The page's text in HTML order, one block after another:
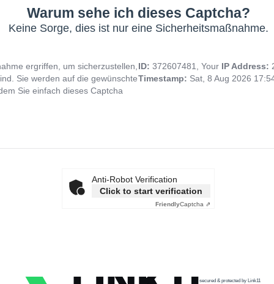
Warum sehe ich dieses Captcha?
Keine Sorge, dies ist nur eine Sicherheitsmaßnahme.
ergriffen, um sicherzustellen,
Sie werden auf die gewünschte
Sie einfach dieses Captcha
ID: 372607481, Your IP Address:
Timestamp: Sat, 8 Aug 2026
Anti-Robot Verification
Click to start verification
FriendlyCaptcha ⇗
secured & protected by Link11